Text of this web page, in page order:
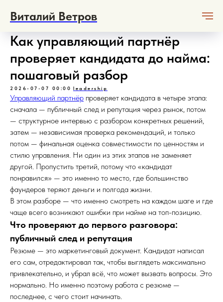
Виталий Ветров
Как управляющий партнёр
проверяет кандидата до найма:
пошаговый разбор
2026-07-07 00:00 leadership
Управляющий партнёр проверяет кандидата в четыре этапа:
сначала — публичный след и репутация через рынок, потом
— структурное интервью с разбором конкретных решений,
затем — независимая проверка рекомендаций, и только
потом — финальная оценка совместимости по ценностям и
стилю управления. Ни один из этих этапов не заменяет
другой. Пропустить третий, потому что «кандидат
понравился» — это именно то место, где большинство
фаундеров теряют деньги и полгода жизни.
В этом разборе — что именно смотреть на каждом шаге и где
чаще всего возникают ошибки при найме на топ-позицию.
Что проверяют до первого разговора:
публичный след и репутация
Резюме — это маркетинговый документ. Кандидат написал
его сам, отредактировал так, чтобы выглядеть максимально
привлекательно, и убрал всё, что может вызвать вопросы. Это
нормально. Но именно поэтому работа с резюме —
последнее, с чего стоит начинать.